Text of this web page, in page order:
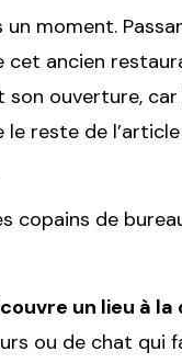
un moment.
ancien
son ouverture,
le reste de
copains de
un lieu à
ou de chat